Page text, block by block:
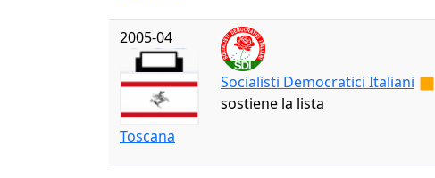
2005-04
Toscana
Socialisti Democratici Italiani
sostiene la lista